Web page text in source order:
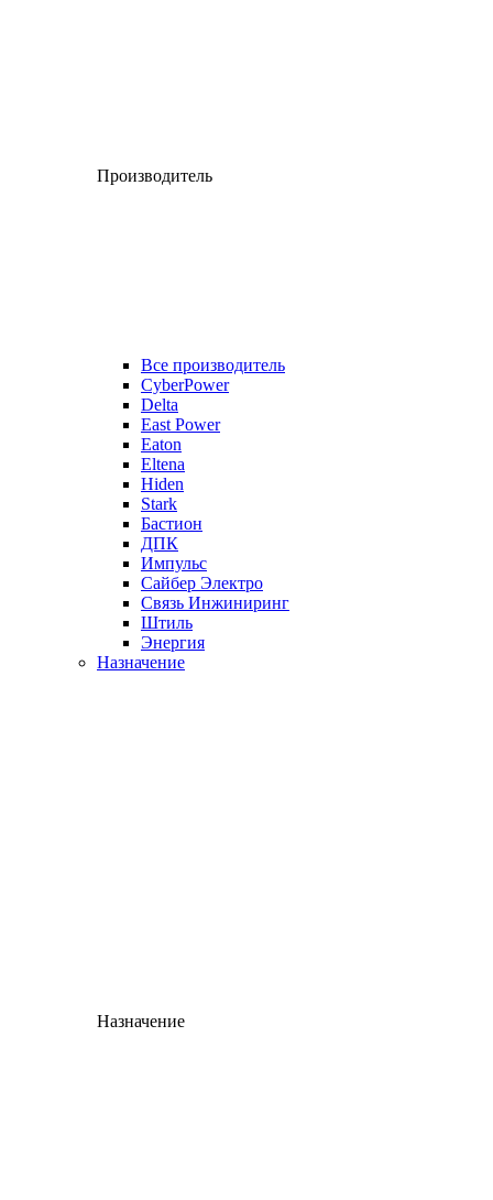
Производитель
Все производитель
CyberPower
Delta
East Power
Eaton
Eltena
Hiden
Stark
Бастион
ДПК
Импульс
Сайбер Электро
Связь Инжиниринг
Штиль
Энергия
Назначение
Назначение